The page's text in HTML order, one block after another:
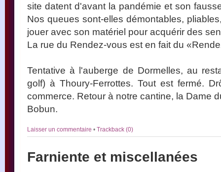
site datent d'avant la pandémie et son
Nos queues sont-elles démontables,
jouer avec son matériel pour acquérir des
La rue du Rendez-vous est en fait du
Tentative à l'auberge de Dormelles, au
golf) à Thoury-Ferrottes. Tout est fermé.
commerce. Retour à notre cantine, la Dame
Bobun.
Laisser un commentaire • Trackback (0)
Farniente et miscellanées